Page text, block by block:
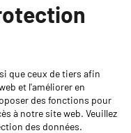
que ceux de tiers afin
et l'améliorer en
des fonctions pour
à notre site web. Veuillez
des données.